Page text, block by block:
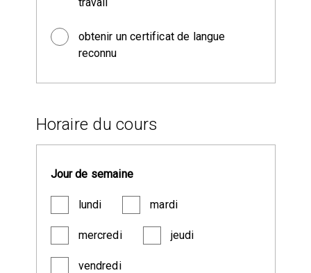
obtenir un certificat de langue
reconnu
Horaire du cours
Jour de semaine
lundi mardi
mercredi jeudi
vendredi